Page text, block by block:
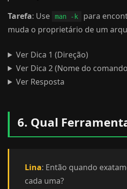
Tarefa: Use man -k
para
muda o proprietário de um
Ver Dica 1 (Direção)
Ver Dica 2 (Nome do
Ver Resposta
6. Qual
Lina: Então quando
cada uma?